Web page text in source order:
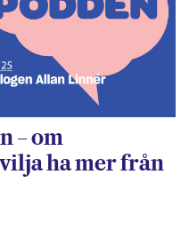
– om
ha mer från